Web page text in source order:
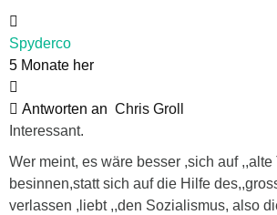
Spyderco
5 Monate her
Antworten an Chris Groll
Interessant.
Wer meint, es wäre besser ,sich auf ,,alte
besinnen,statt sich auf die Hilfe
verlassen ,liebt ,,den Sozialismus, also